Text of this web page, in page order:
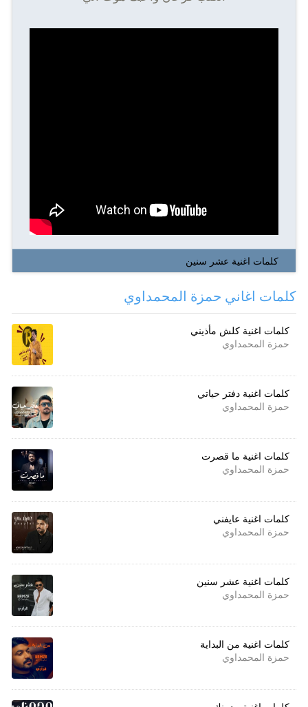
كلمات اغنية عشر سنين
كلمات اغاني حمزة المحمداوي
كلمات اغنية كلش مأذيني
حمزة المحمداوي
كلمات اغنية دفتر حياتي
حمزة المحمداوي
كلمات اغنية ما قصرت
حمزة المحمداوي
كلمات اغنية عايفني
حمزة المحمداوي
كلمات اغنية عشر سنين
حمزة المحمداوي
كلمات اغنية من البداية
حمزة المحمداوي